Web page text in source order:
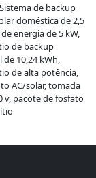
de backup
doméstica de 2,5
energia de 5 kW,
de backup
de 10,24 kWh,
de alta potência,
AC/solar, tomada
v, pacote de fosfato